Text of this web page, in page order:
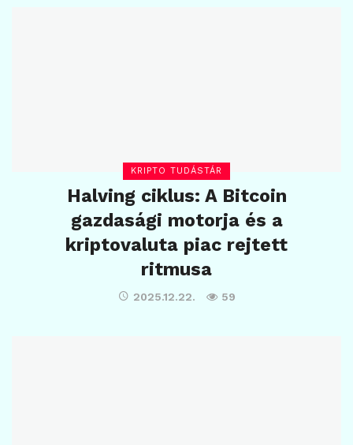
KRIPTO TUDÁSTÁR
Halving ciklus: A Bitcoin
gazdasági motorja és a
kriptovaluta piac rejtett
ritmusa
2025.12.22. 59